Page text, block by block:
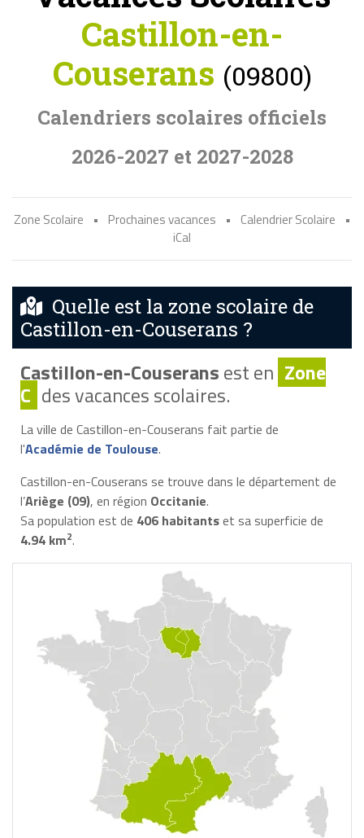
Castillon-en-
Couserans (09800)
Calendriers scolaires officiels
2026-2027 et 2027-2028
Zone Scolaire • Prochaines vacances • Calendrier Scolaire
•
iCal
Quelle est la zone scolaire de
Castillon-en-Couserans ?
Castillon-en-Couseransest en Zone
C des vacances scolaires.
La ville de Castillon-en-Couserans fait partie de
l'Académie de Toulouse.
Castillon-en-Couserans se trouve dans le département de
l’Ariège (09), en région Occitanie.
Sa population est de 406 habitantset sa superficie de
4.94 km2.